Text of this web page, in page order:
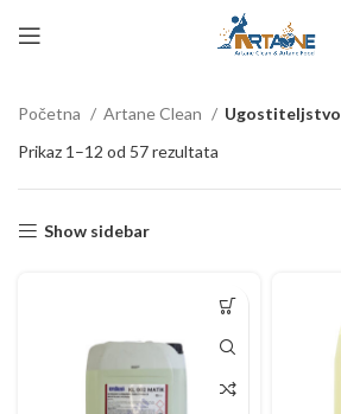
Početna Artane Clean
Ugostiteljstvo
Prikaz 1–12 od 57 rezultata
Show sidebar